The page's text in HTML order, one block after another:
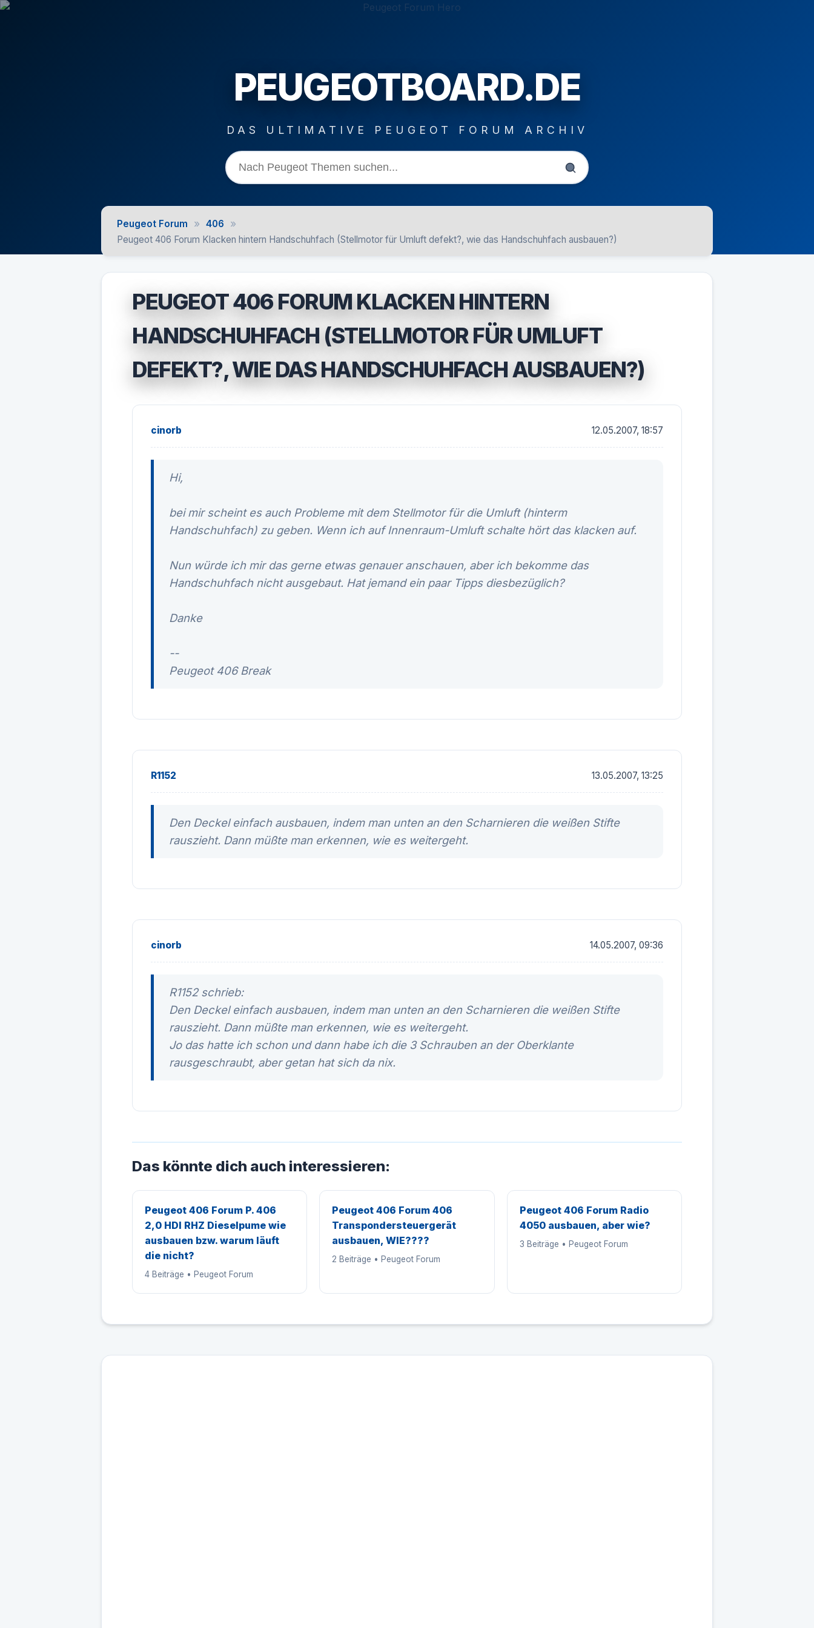
PEUGEOTBOARD.DE
DAS ULTIMATIVE PEUGEOT FORUM ARCHIV
Peugeot Forum » 406 »
Peugeot 406 Forum Klacken hintern Handschuhfach (Stellmotor für Umluft defekt?, wie das Handschuhfach ausbauen?)
PEUGEOT 406 FORUM KLACKEN HINTERN
HANDSCHUHFACH (STELLMOTOR FÜR UMLUFT
DEFEKT?, WIE DAS HANDSCHUHFACH AUSBAUEN?)
cinorb 12.05.2007, 18:57
Hi,
bei mir scheint es auch Probleme mit dem Stellmotor für die Umluft (hinterm
Handschuhfach) zu geben. Wenn ich auf Innenraum-Umluft schalte hört das klacken auf.
Nun würde ich mir das gerne etwas genauer anschauen, aber ich bekomme das
Handschuhfach nicht ausgebaut. Hat jemand ein paar Tipps diesbezüglich?
Danke
--
Peugeot 406 Break
R1152 13.05.2007, 13:25
Den Deckel einfach ausbauen, indem man unten an den Scharnieren die weißen Stifte
rauszieht. Dann müßte man erkennen, wie es weitergeht.
cinorb 14.05.2007, 09:36
R1152 schrieb:
Den Deckel einfach ausbauen, indem man unten an den Scharnieren die weißen Stifte
rauszieht. Dann müßte man erkennen, wie es weitergeht.
Jo das hatte ich schon und dann habe ich die 3 Schrauben an der Oberklante
rausgeschraubt, aber getan hat sich da nix.
Das könnte dich auch interessieren:
Peugeot 406 Forum P. 406
2,0 HDI RHZ Dieselpume wie
ausbauen bzw. warum läuft
die nicht?
4 Beiträge • Peugeot Forum
Peugeot 406 Forum 406
Transpondersteuergerät
ausbauen, WIE????
2 Beiträge • Peugeot Forum
Peugeot 406 Forum Radio
4050 ausbauen, aber wie?
3 Beiträge • Peugeot Forum